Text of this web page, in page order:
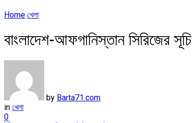
Home খেলা
বাংলাদেশ-আফগানিস্তান সিরিজের সূচি
by Barta71.com
in খেলা
0